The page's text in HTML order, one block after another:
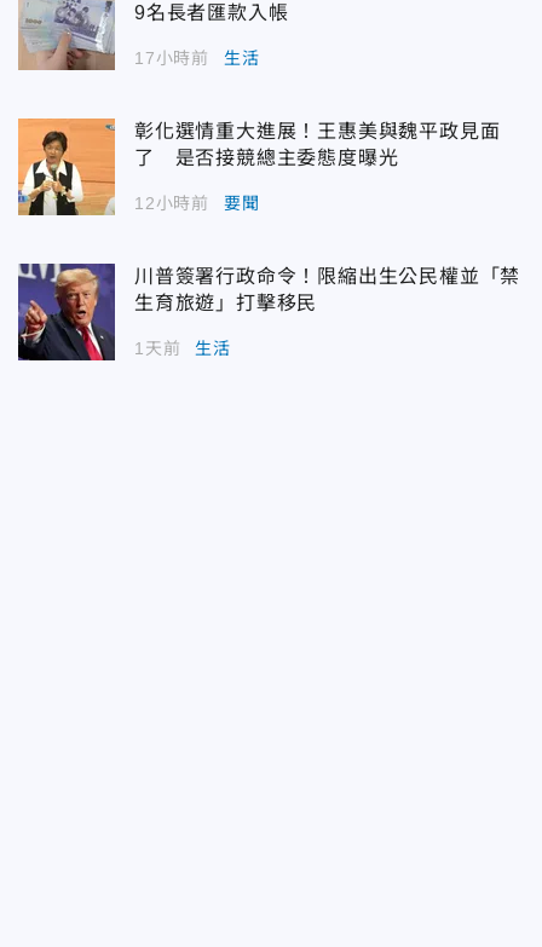
9名長者匯款入帳
17小時前 生活
彰化選情重大進展！王惠美與魏平政見面
了 是否接競總主委態度曝光
12小時前 要聞
川普簽署行政命令！限縮出生公民權並「禁
生育旅遊」打擊移民
1天前 生活